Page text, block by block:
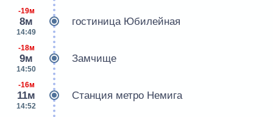
-19м
8м
14:49
гостиница Юбилейная
-18м
9м
14:50
Замчище
-16м
11м
14:52
Станция метро Немига